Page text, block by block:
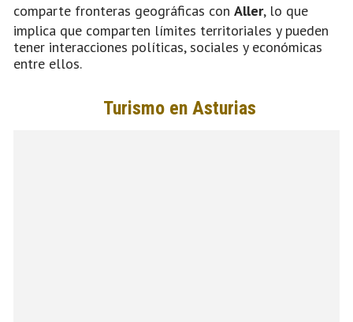
comparte fronteras geográficas con Aller, lo que
implica que comparten límites territoriales y pueden
tener interacciones políticas, sociales y económicas
entre ellos.